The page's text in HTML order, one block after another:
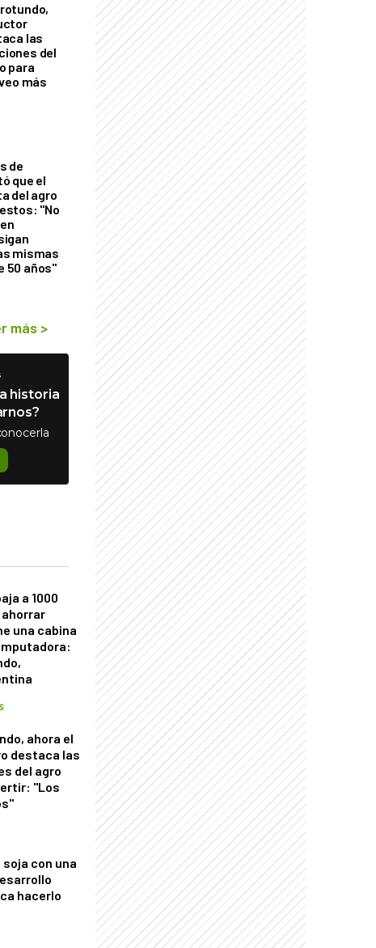
las
del
para
más
de
que el
del agro
"No
mismas
50 años"
más >
historia
a 1000
una cabina
ahora el
destaca las
del agro
"Los
con una
hacerlo